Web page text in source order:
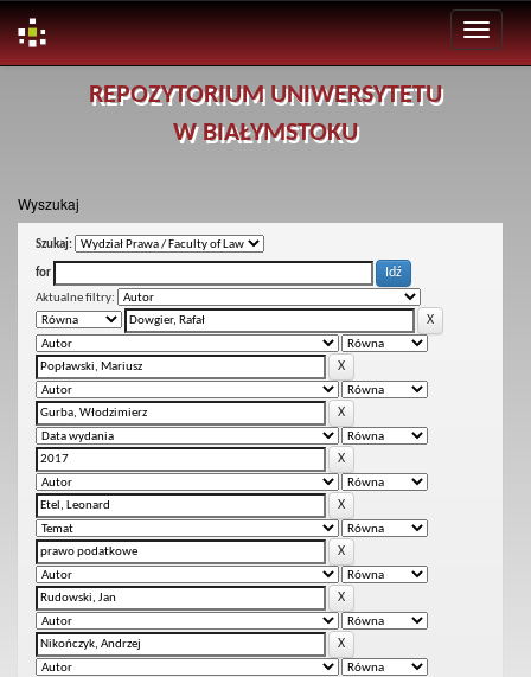
REPOZYTORIUM UNIWERSYTETU
W BIAŁYMSTOKU
Wyszukaj
Szukaj:
for
Aktualne filtry: